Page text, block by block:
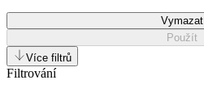
Vymazat
Použít
Více filtrů
Filtrování